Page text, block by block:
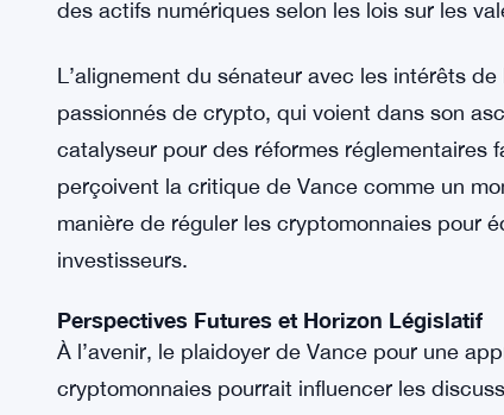
environnement propice à l’innovation
Implications pour la Communauté Crypto
La prise de position de Vance sur la
de la communauté crypto, particulièrement
juridiques auxquels sont confrontés des
fortement avec la philosophie réglementaire
des actifs numériques selon les lois sur les
L’alignement du sénateur avec les intérêts
passionnés de crypto, qui voient dans son
catalyseur pour des réformes réglementaires